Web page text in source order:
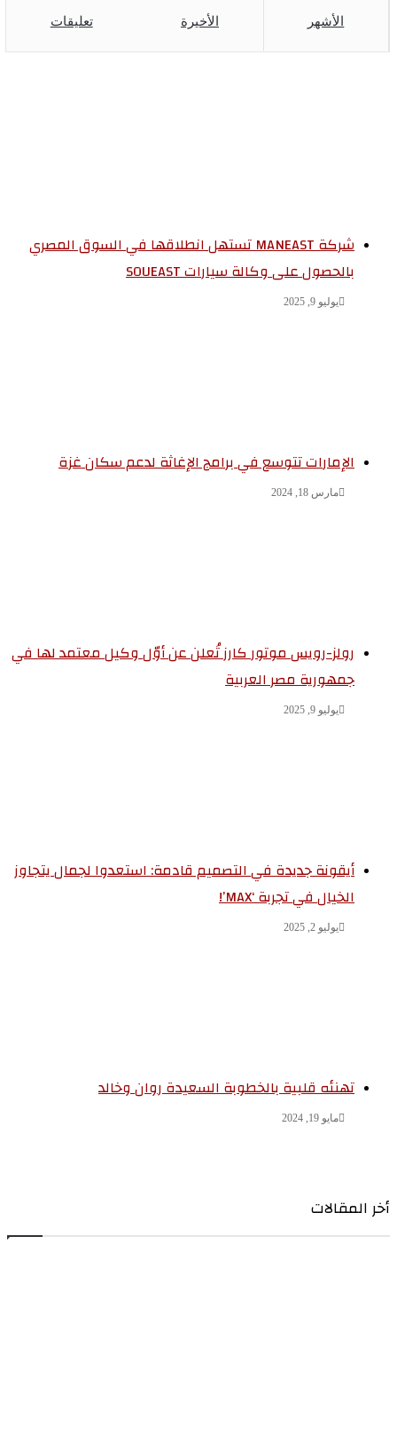
الأشهر الأخيرة تعليقات
شركة MANEAST تستهل انطلاقها في السوق المصري
بالحصول على وكالة سيارات SOUEAST
يوليو 9, 2025
الإمارات تتوسع في برامج الإغاثة لدعم سكان غزة
مارس 18, 2024
رولز-رويس موتور كارز تُعلن عن أوّل وكيل معتمد لها في
جمهورية مصر العربية
يوليو 9, 2025
أيقونة جديدة في التصميم قادمة: استعدوا لجمال يتجاوز
الخيال في تجربة ‘MAX’!
يوليو 2, 2025
تهنئه قلبية بالخطوبة السعيدة روان وخالد
مايو 19, 2024
المقالات